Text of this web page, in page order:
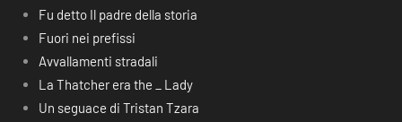
Fu detto Il padre della storia
Fuori nei prefissi
Avvallamenti stradali
La Thatcher era the _ Lady
Un seguace di Tristan Tzara